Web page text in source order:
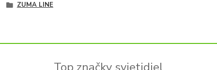
ZUMA LINE